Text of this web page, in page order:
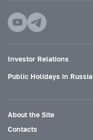
Investor Relations
Public Holidays in Russia
About the Site
Contacts